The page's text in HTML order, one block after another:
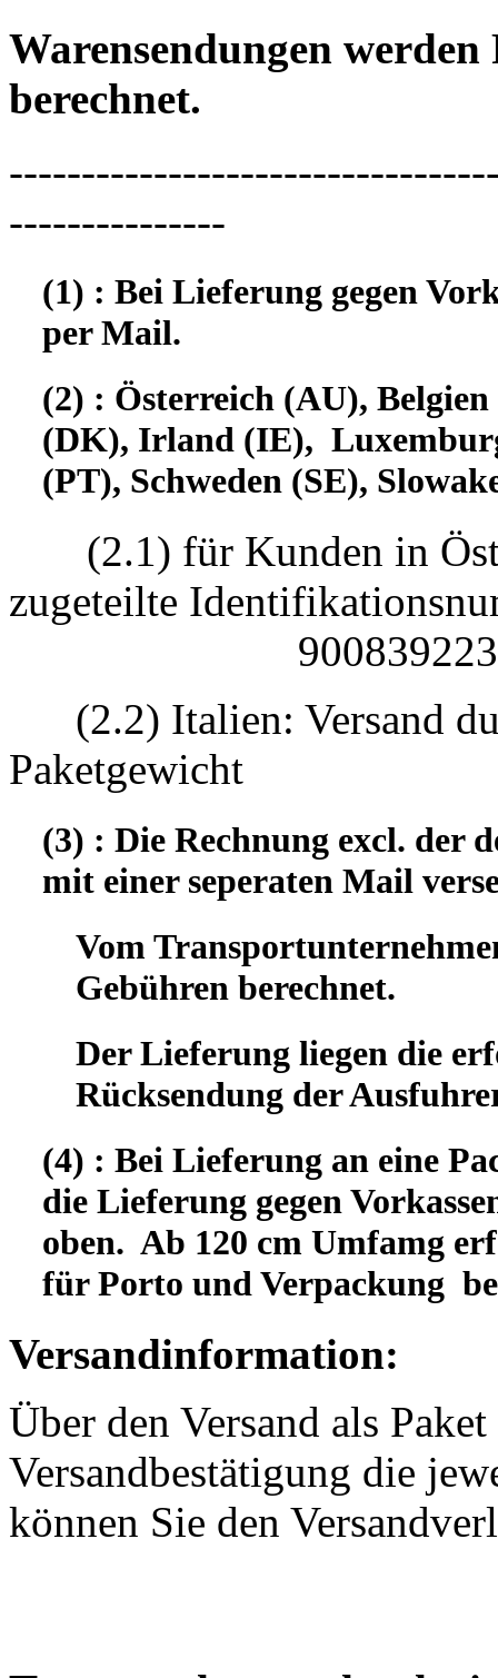
Warensendungen
berechnet.
---------------
(1) : Bei Lieferung gegen
per Mail.
(2) : Österreich (AU),
(DK), Irland (IE),
(PT), Schweden (SE),
(2.1) für Kunden in
zugeteilte
(2.2) Italien: Versand
Paketgewicht
(3) : Die Rechnung excl. der
mit einer seperaten Mail
Vom
Gebühren berechnet.
Der Lieferung liegen die
Rücksendung der
(4) : Bei Lieferung an eine
die Lieferung gegen
oben. Ab 120 cm Umfamg
für Porto und Verpackung
Versandinformation:
Über den Versand als
Versandbestätigung die
können Sie den